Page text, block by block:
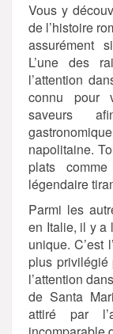
Vous y
de l’histoire
assurément
L’une des
l’attention
connu pour
saveurs
napolitaine.
plats
légendaire
Parmi les
en Italie, il y a
unique. C’est
plus
l’attention
de Santa
attiré par